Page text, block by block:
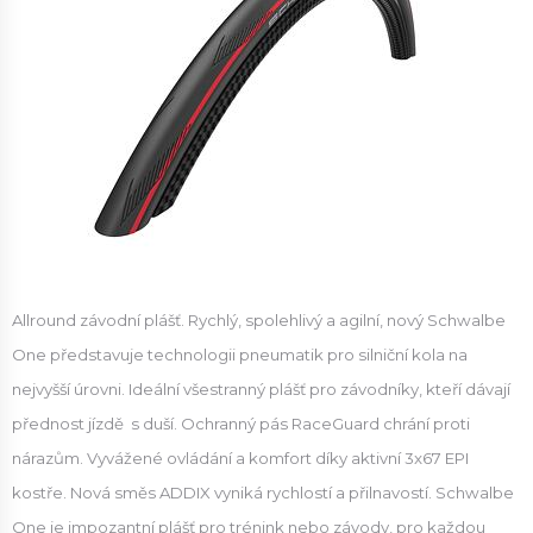
Allround závodní plášť. Rychlý, spolehlivý a agilní, nový Schwalbe
One představuje technologii pneumatik pro silniční kola na
nejvyšší úrovni. Ideální všestranný plášť pro závodníky, kteří dávají
přednost jízdě s duší. Ochranný pás RaceGuard chrání proti
nárazům. Vyvážené ovládání a komfort díky aktivní 3x67 EPI
kostře. Nová směs ADDIX vyniká rychlostí a přilnavostí. Schwalbe
One je impozantní plášť pro trénink nebo závody, pro každou